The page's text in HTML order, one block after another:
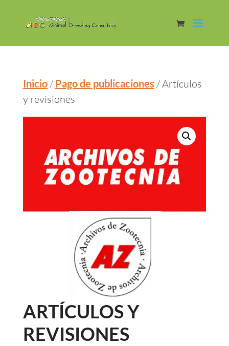
Inicio/ Pago de publicaciones / Artículos
y revisiones
ARTÍCULOS Y
REVISIONES